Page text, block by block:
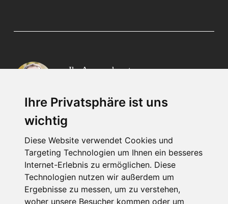
Ihre Privatsphäre ist uns
wichtig
Diese Website verwendet Cookies und
Targeting Technologien um Ihnen ein besseres
Internet-Erlebnis zu ermöglichen. Diese
Technologien nutzen wir außerdem um
Ergebnisse zu messen, um zu verstehen,
woher unsere Besucher kommen oder um
Ihr Ansprechpartner
01 – 405 25 53
PFARRE EINTRAGEN